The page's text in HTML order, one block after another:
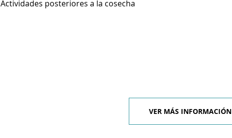
Actividades posteriores a la cosecha
VER MÁS INFORMACIÓN